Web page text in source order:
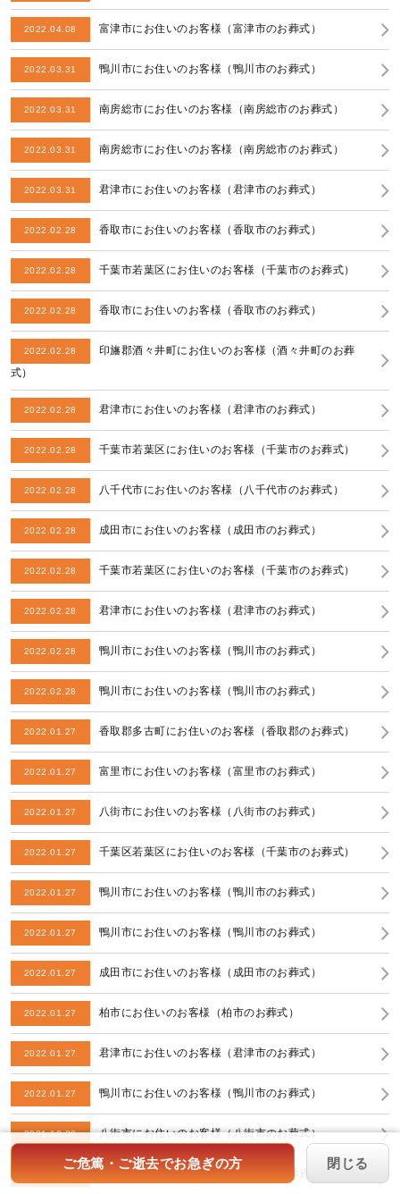
2022.04.08 富津市にお住いのお客様（富津市のお葬式）
2022.03.31 鴨川市にお住いのお客様（鴨川市のお葬式）
2022.03.31 南房総市にお住いのお客様（南房総市のお葬式）
2022.03.31 南房総市にお住いのお客様（南房総市のお葬式）
2022.03.31 君津市にお住いのお客様（君津市のお葬式）
2022.02.28 香取市にお住いのお客様（香取市のお葬式）
2022.02.28 千葉市若葉区にお住いのお客様（千葉市のお葬式）
2022.02.28 香取市にお住いのお客様（香取市のお葬式）
2022.02.28
印旛郡酒々井町にお住いのお客様（酒々井町のお葬
式）
2022.02.28 君津市にお住いのお客様（君津市のお葬式）
2022.02.28 千葉市若葉区にお住いのお客様（千葉市のお葬式）
2022.02.28 八千代市にお住いのお客様（八千代市のお葬式）
2022.02.28 成田市にお住いのお客様（成田市のお葬式）
2022.02.28 千葉市若葉区にお住いのお客様（千葉市のお葬式）
2022.02.28 君津市にお住いのお客様（君津市のお葬式）
2022.02.28 鴨川市にお住いのお客様（鴨川市のお葬式）
2022.02.28 鴨川市にお住いのお客様（鴨川市のお葬式）
2022.01.27 香取郡多古町にお住いのお客様（香取郡のお葬式）
2022.01.27 富里市にお住いのお客様（富里市のお葬式）
2022.01.27 八街市にお住いのお客様（八街市のお葬式）
2022.01.27 千葉区若葉区にお住いのお客様（千葉市のお葬式）
2022.01.27 鴨川市にお住いのお客様（鴨川市のお葬式）
2022.01.27 鴨川市にお住いのお客様（鴨川市のお葬式）
2022.01.27 成田市にお住いのお客様（成田市のお葬式）
2022.01.27 柏市にお住いのお客様（柏市のお葬式）
2022.01.27 君津市にお住いのお客様（君津市のお葬式）
2022.01.27 鴨川市にお住いのお客様（鴨川市のお葬式）
2021.12.30 八街市にお住いのお客様（八街市のお葬式）
香取市にお住いのお客様（香取市のお葬式）
ご危篤・ご逝去でお急ぎの方 閉じる